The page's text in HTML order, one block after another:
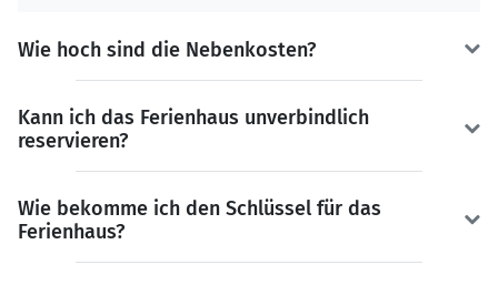
Wie hoch sind die Nebenkosten?
Kann ich das Ferienhaus unverbindlich
reservieren?
Wie bekomme ich den Schlüssel für das
Ferienhaus?